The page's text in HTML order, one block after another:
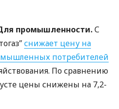
промышленности.С
снижает цену на
потребителей
По сравнению
цены снижены на 7,2-